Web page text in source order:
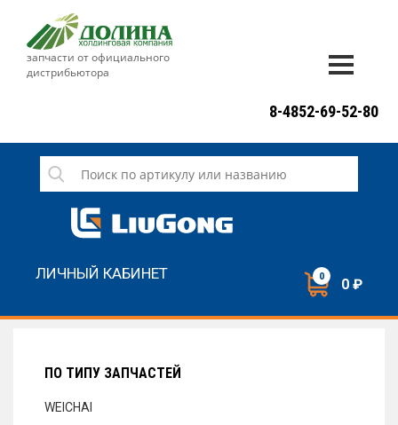
запчасти от официального
дистрибьютора
СЕРВИС
НОВОСТИ
8-4852-69-52-80
ЛИЧНЫЙ КАБИНЕТ 0 0 ₽
ПО ТИПУ ЗАПЧАСТЕЙ
WEICHAI